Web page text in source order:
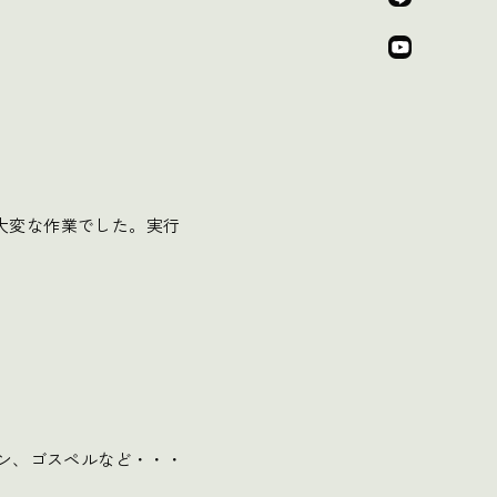
変な作業でした。実行
、ゴスペルなど・・・